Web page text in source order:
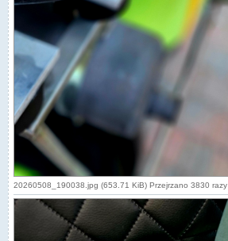
20260508_190038.jpg (653.71 KiB) Przejrzano 3830 razy